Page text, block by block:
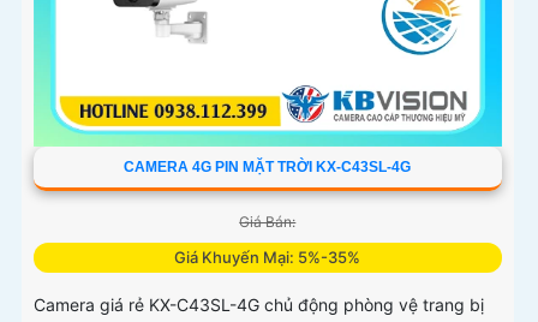
CAMERA 4G PIN MẶT TRỜI KX-C43SL-4G
Giá Bán:
Giá Khuyến Mại: 5%-35%
Camera giá rẻ KX-C43SL-4G chủ động phòng vệ trang bị